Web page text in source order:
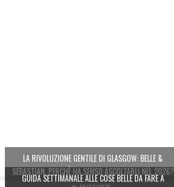
LA RIVOLUZIONE GENTILE DI GLASGOW: BELLE &
SEBASTIAN. PERCHÈ HA SENSO ASCOLTARLI NEL 2026?
GUIDA SETTIMANALE ALLE COSE BELLE DA FARE A